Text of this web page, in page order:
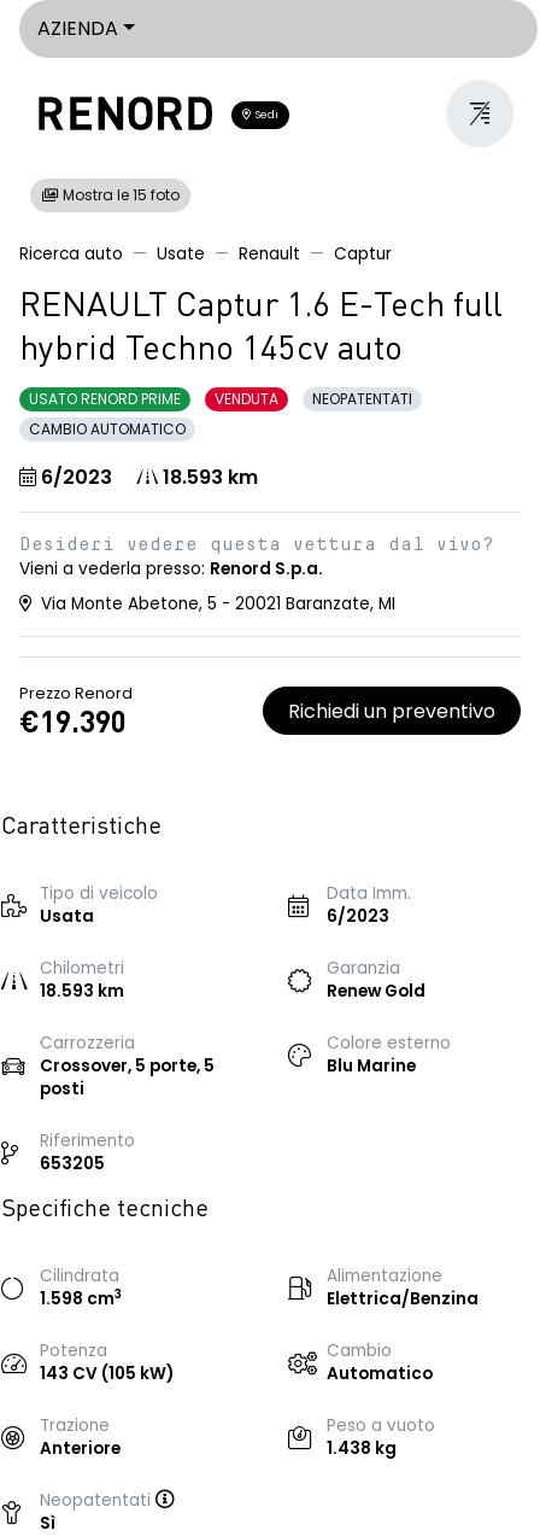
AZIENDA
Sedi
Mostra le 15 foto
Ricerca auto Usate Renault Captur
RENAULT Captur 1.6 E-Tech full
hybrid Techno 145cv auto
USATO RENORD PRIME VENDUTA
NEOPATENTATI
CAMBIO AUTOMATICO
6/2023 18.593 km
Desideri vedere questa vettura dal vivo?
Vieni a vederla presso: Renord S.p.a.
Via Monte Abetone, 5 - 20021 Baranzate, MI
Prezzo Renord
€19.390 Richiedi un preventivo
Caratteristiche
Tipo di veicolo
Usata
Data Imm.
6/2023
Chilometri
18.593 km
Garanzia
Renew Gold
Carrozzeria
Crossover, 5 porte, 5
posti
Colore esterno
Blu Marine
Riferimento
653205
Specifiche tecniche
Cilindrata
1.598 cm3
Alimentazione
Elettrica/Benzina
Potenza
143 CV (105 kW)
Cambio
Automatico
Trazione
Anteriore
Peso a vuoto
1.438 kg
Neopatentati
Sì